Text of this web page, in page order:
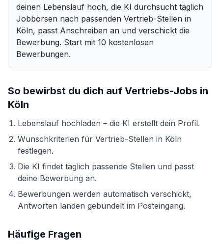
deinen Lebenslauf hoch, die KI durchsucht täglich
Jobbörsen nach passenden Vertrieb-Stellen in
Köln, passt Anschreiben an und verschickt die
Bewerbung. Start mit 10 kostenlosen
Bewerbungen.
So bewirbst du dich auf Vertriebs-Jobs in
Köln
Lebenslauf hochladen – die KI erstellt dein Profil.
Wunschkriterien für Vertrieb-Stellen in Köln
festlegen.
Die KI findet täglich passende Stellen und passt
deine Bewerbung an.
Bewerbungen werden automatisch verschickt,
Antworten landen gebündelt im Posteingang.
Häufige Fragen